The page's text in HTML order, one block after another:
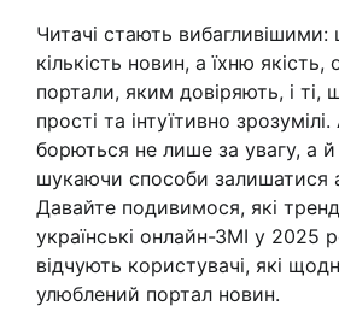
Читачі стають вибагливішими:
кількість новин, а їхню
портали, яким довіряють, і
прості та інтуїтивно
борються не лише за увагу, а й
шукаючи способи залишатися
Давайте подивимося, які
українські онлайн-ЗМІ у 2025
відчують користувачі, які
улюблений портал новин.